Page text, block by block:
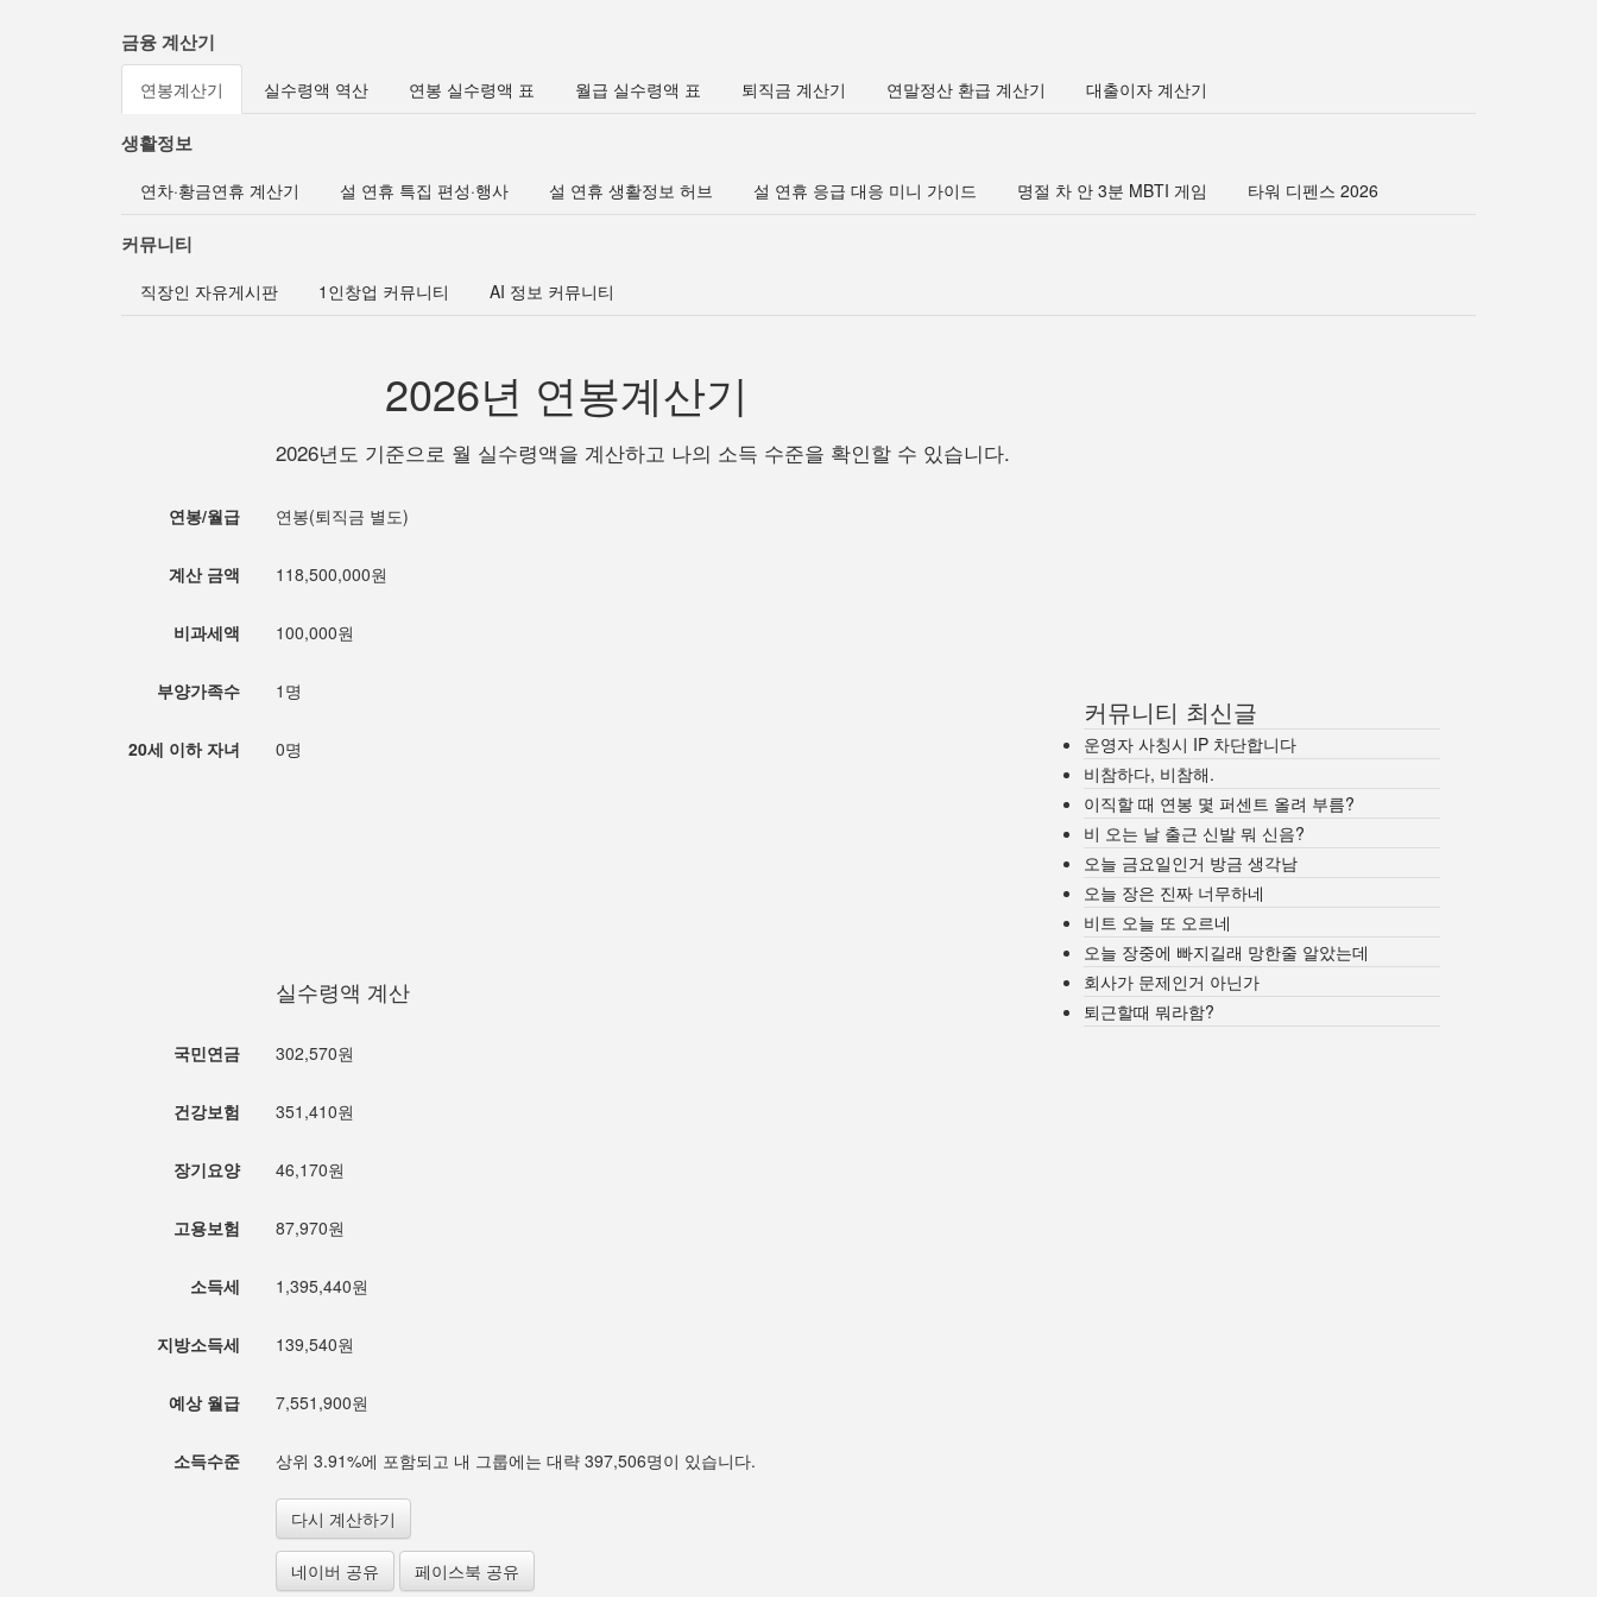
금융 계산기
연봉계산기 실수령액 역산 연봉 실수령액 표 월급 실수령액 표 퇴직금 계산기 연말정산 환급 계산기 대출이자 계산기
생활정보
연차·황금연휴 계산기 설 연휴 특집 편성·행사 설 연휴 생활정보 허브 설 연휴 응급 대응 미니 가이드 명절 차 안 3분 MBTI 게임 타워 디펜스 2026
커뮤니티
직장인 자유게시판 1인창업 커뮤니티 AI 정보 커뮤니티
2026년 연봉계산기
2026년도 기준으로 월 실수령액을 계산하고 나의 소득 수준을 확인할 수 있습니다.
연봉/월급 연봉(퇴직금 별도)
계산 금액 118,500,000원
비과세액 100,000원
부양가족수 1명
20세 이하 자녀 0명
실수령액 계산
국민연금 302,570원
건강보험 351,410원
장기요양 46,170원
고용보험 87,970원
소득세 1,395,440원
지방소득세 139,540원
예상 월급 7,551,900원
소득수준 상위 3.91%에 포함되고 내 그룹에는 대략 397,506명이 있습니다.
다시 계산하기
네이버 공유 페이스북 공유
커뮤니티 최신글
운영자 사칭시 IP 차단합니다
비참하다, 비참해.
이직할 때 연봉 몇 퍼센트 올려 부름?
비 오는 날 출근 신발 뭐 신음?
오늘 금요일인거 방금 생각남
오늘 장은 진짜 너무하네
비트 오늘 또 오르네
오늘 장중에 빠지길래 망한줄 알았는데
회사가 문제인거 아닌가
퇴근할때 뭐라함?